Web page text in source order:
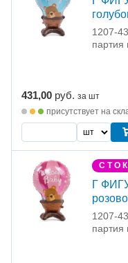
1207-
партия
431,00 руб. за шт
присутствует на
С Т О К
Г
1207-
партия